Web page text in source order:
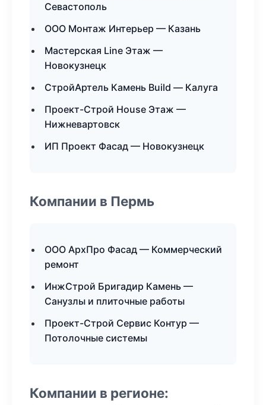
Севастополь
ООО Монтаж Интерьер — Казань
Мастерская Line Этаж —
Новокузнецк
СтройАртель Камень Build — Калуга
Проект-Строй House Этаж —
Нижневартовск
ИП Проект Фасад — Новокузнецк
Компании в Пермь
ООО АрхПро Фасад — Коммерческий
ремонт
ИнжСтрой Бригадир Камень —
Санузлы и плиточные работы
Проект-Строй Сервис Контур —
Потолочные системы
Компании в регионе: